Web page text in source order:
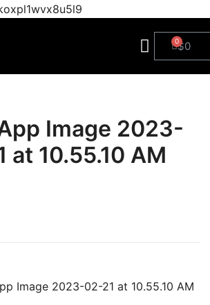
$0
Image 2023-
at 10.55.10 AM
Image 2023-02-21 at 10.55.10 AM